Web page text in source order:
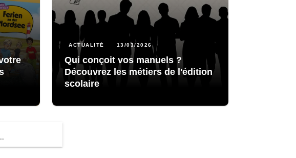
ACTUALITÉ 13/03/2026
Qui conçoit vos manuels ?
Découvrez les métiers de l'édition
scolaire